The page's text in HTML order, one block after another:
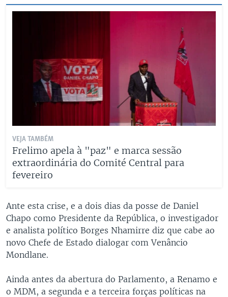
VEJA TAMBÉM
Frelimo apela à "paz" e marca sessão
extraordinária do Comité Central para
fevereiro
Ante esta crise, e a dois dias da posse de Daniel
Chapo como Presidente da República, o investigador
e analista político Borges Nhamirre diz que cabe ao
novo Chefe de Estado dialogar com Venâncio
Mondlane.
Ainda antes da abertura do Parlamento, a Renamo e
o MDM, a segunda e a terceira forças políticas na